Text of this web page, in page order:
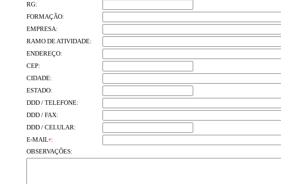
RG:
FORMAÇÃO:
EMPRESA:
RAMO DE ATIVIDADE:
ENDEREÇO:
CEP:
CIDADE:
ESTADO:
DDD / TELEFONE:
DDD / FAX:
DDD / CELULAR:
E-MAIL*:
OBSERVAÇÕES: